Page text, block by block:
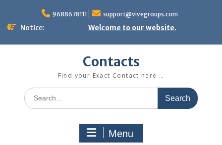
content
9688678111 support@vivegroups.com
Notice: Welcome to our website.
Contacts
Find your Exact Contact here …
Search
for:
Menu